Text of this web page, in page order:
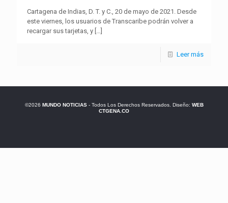
Cartagena de Indias, D. T. y C., 20 de mayo de 2021. Desde
este viernes, los usuarios de Transcaribe podrán volver a
recargar sus tarjetas, y […]
Leer más
©2026 MUNDO NOTICIAS- Todos Los Derechos Reservados. Diseño: WEB
CTGENA.CO